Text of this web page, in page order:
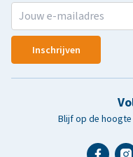
Inschrijven
Blijf op de